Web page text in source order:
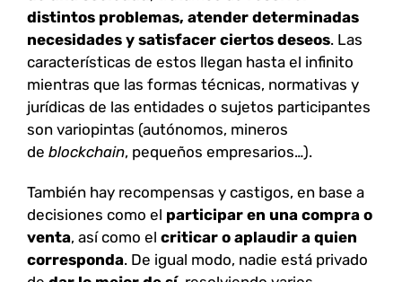
distintos problemas, atender determinadas
necesidades y satisfacer ciertos deseos. Las
características de estos llegan hasta el infinito
mientras que las formas técnicas, normativas y
jurídicas de las entidades o sujetos participantes
son variopintas (autónomos, mineros
de blockchain, pequeños empresarios…).
También hay recompensas y castigos, en base a
decisiones como el participar en una compra o
venta, así como el criticar o aplaudir a quien
corresponda. De igual modo, nadie está privado